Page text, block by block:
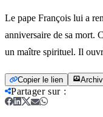
Le pape François lui a
anniversaire de sa mort.
un maître spirituel. Il
Copier le lien
Partager sur: